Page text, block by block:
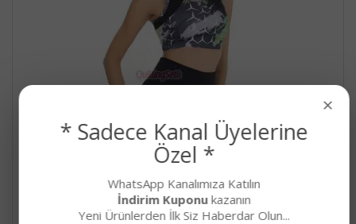
×
* Sadece Kanal Üyelerine
Özel *
WhatsApp Kanalımıza Katılın
İndirim Kuponukazanın
Yeni Ürünlerden İlk Siz Haberdar Olun...